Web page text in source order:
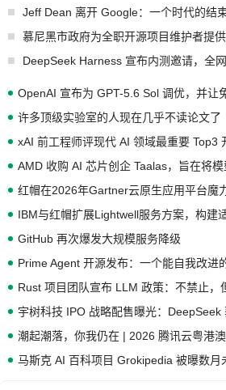
Jeff Dean 离开 Google：一个时代的结
慕尼黑市政府为全职开源项目维护者提
OpenAI 宣布为 GPT-5.6 Sol 调优，并让
许多顶级实验室的人现在几乎不读论文了
xAI 前工程师评现代 AI 领域最重要 Top3
红帽在2026年Gartner云原生应用平台魔
GitHub 再次爆发大规模服务降级
潮起潮落，你我仍在 | 2026 腾讯云粤港
马斯克 AI 百科项目 Grokipedia 被曝数月